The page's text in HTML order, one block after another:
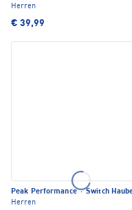
Herren
€ 39,99
Peak Performance·Switch
Herren